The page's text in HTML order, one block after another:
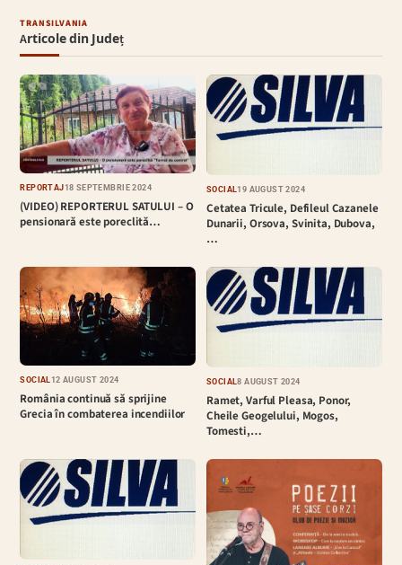
TRANSILVANIA
Articole din Județ
REPORTAJ18 SEPTEMBRIE 2024
(VIDEO) REPORTERUL SATULUI – O
pensionară este poreclită…
SOCIAL19 AUGUST 2024
Cetatea Tricule, Defileul Cazanele
Dunarii, Orsova, Svinita, Dubova,
…
SOCIAL12 AUGUST 2024
România continuă să sprijine
Grecia în combaterea incendiilor
SOCIAL8 AUGUST 2024
Ramet, Varful Pleasa, Ponor,
Cheile Geogelului, Mogos,
Tomesti,…